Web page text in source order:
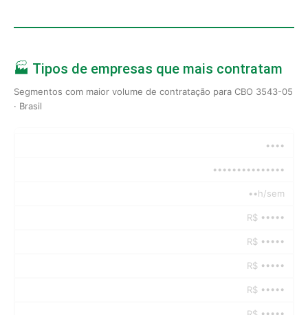
🏭 Tipos de empresas que mais contratam
Segmentos com maior volume de contratação para CBO 3543-05
· Brasil
••••
•••••••••••••••
••h/sem
R$ •••••
R$ •••••
R$ •••••
R$ •••••